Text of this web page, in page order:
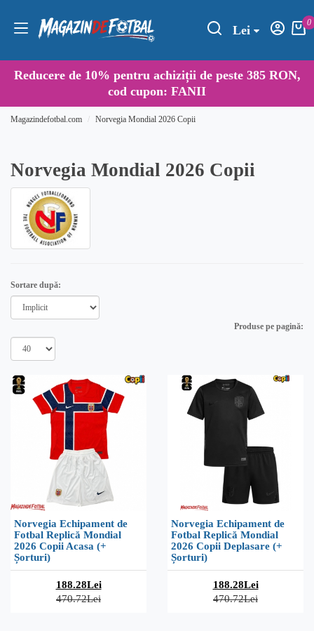
Lei
0
Reducere de 10% pentru achiziții de peste 385 RON,
cod cupon: FANII
Magazindefotbal.com Norvegia Mondial 2026 Copii
Norvegia Mondial 2026 Copii
Sortare după:
Produse pe pagină:
Norvegia Echipament de
Fotbal Replică Mondial
2026 Copii Acasa (+
Șorturi)
188.28Lei
470.72Lei
Norvegia Echipament de
Fotbal Replică Mondial
2026 Copii Deplasare (+
Șorturi)
188.28Lei
470.72Lei